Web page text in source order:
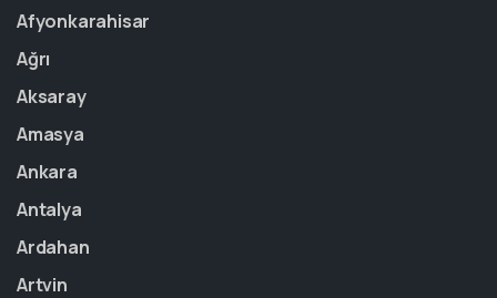
Afyonkarahisar
Ağrı
Aksaray
Amasya
Ankara
Antalya
Ardahan
Artvin